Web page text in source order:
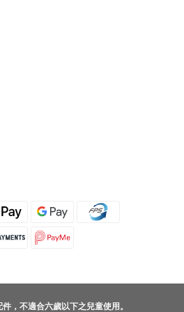
，不適合六歲以下之兒童使用。